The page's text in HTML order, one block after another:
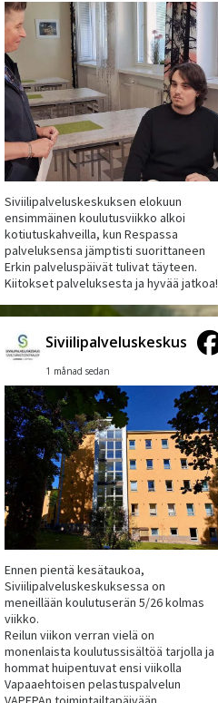
Siviilipalveluskeskuksen elokuun
ensimmäinen koulutusviikko alkoi
kotiutuskahveilla, kun Respassa
palveluksensa jämptisti suorittaneen
Erkin palveluspäivät tulivat täyteen.
Kiitokset palveluksesta ja hyvää jatkoa!
Siviilipalveluskeskus
1 månad sedan
Ennen pientä kesätaukoa,
Siviilipalveluskeskuksessa on
meneillään koulutuserän 5/26 kolmas
viikko.
Reilun viikon verran vielä on
monenlaista koulutussisältöä tarjolla ja
hommat huipentuvat ensi viikolla
Vapaaehtoisen pelastuspalvelun